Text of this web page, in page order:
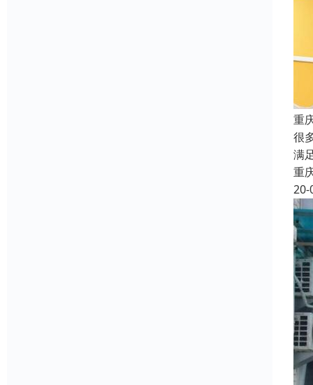
重
很
满
重
20-